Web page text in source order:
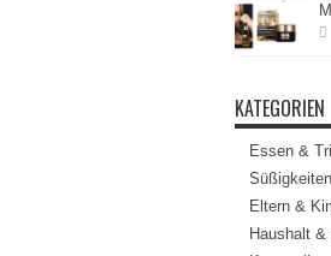
KATEGORIEN
Essen &
Süßigkeiten
Eltern &
Haushalt &